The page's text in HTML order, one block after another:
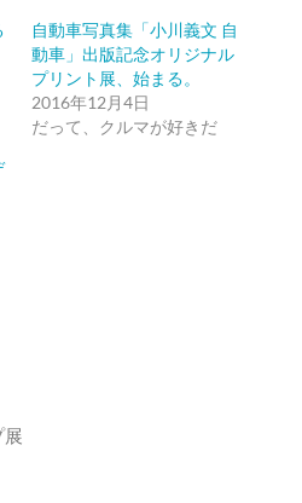
自動車写真集「小川義文 自
動車」出版記念オリジナル
プリント展、始まる。
2016年12月4日
だって、クルマが好きだ
展